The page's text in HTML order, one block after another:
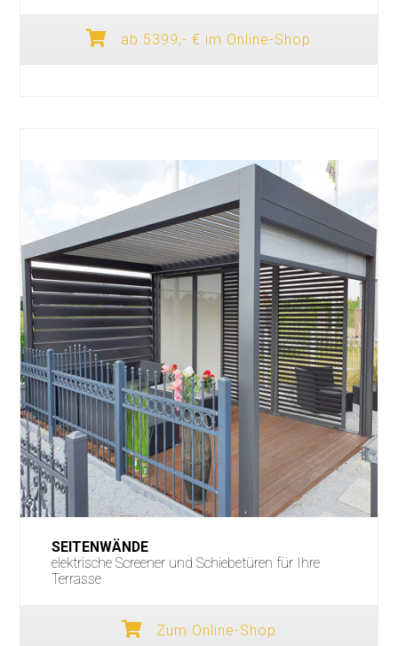
ab 5399,- € im Online-Shop
SEITENWÄNDE
elektrische Screener und Schiebetüren für Ihre
Terrasse
Zum Online-Shop